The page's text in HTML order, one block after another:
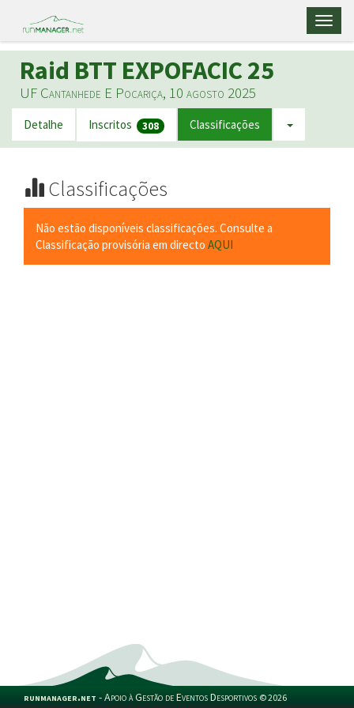
Raid BTT EXPOFACIC 25
UF Cantanhede E Pocariça, 10 agosto 2025
Detalhe Inscritos 308 Classificações
Classificações
Não estão disponíveis classificações. Consulte a
Classificação provisória em directo AQUI
runmanager.net -Apoio à Gestão de Eventos Desportivos ©2026